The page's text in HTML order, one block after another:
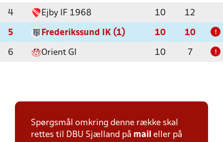
4 Ejby IF 1968 10 12
5 Frederikssund IK (1) 10 10 !
6 Orient GI 10 7 !
Spørgsmål omkring denne række skal
rettes til DBU Sjælland på mail eller på